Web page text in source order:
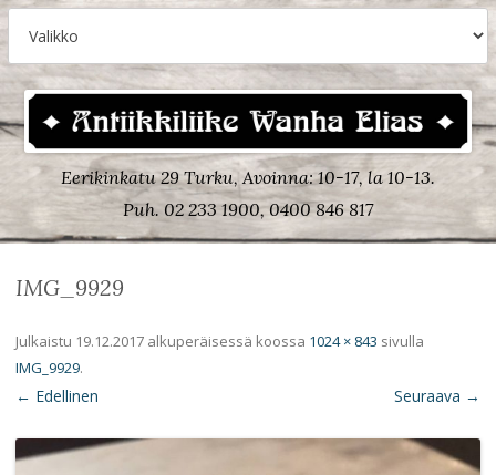
Eerikinkatu 29 Turku, Avoinna: 10-17, la 10-13.
Puh. 02 233 1900, 0400 846 817
IMG_9929
Julkaistu 19.12.2017 alkuperäisessä koossa 1024 × 843 sivulla
IMG_9929.
← Edellinen Seuraava →